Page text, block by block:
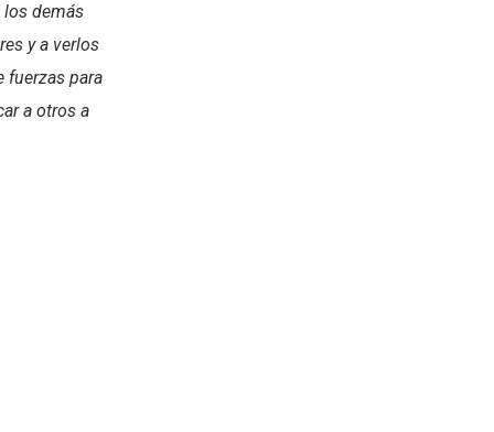
los demás
y a verlos
fuerzas para
a otros a